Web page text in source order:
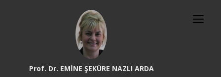
Prof. Dr. EMİNE ŞEKÜRE NAZLI ARDA